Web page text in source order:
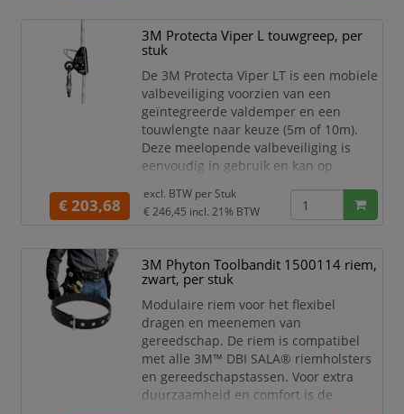
Geleverd per 10 stuks
3M Protecta Viper L touwgreep, per
stuk
De 3M Protecta Viper LT is een mobiele
valbeveiliging voorzien van een
geïntegreerde valdemper en een
touwlengte naar keuze (5m of 10m).
Deze meelopende valbeveiliging is
eenvoudig in gebruik en kan op
toegepast op o.a. platte en schuine
daken.
Protecta Viper LT zowel geschikt voor
werkplaatsbeperking,
werkpositionering en verticale én
horizontale valbeveiliging.
De 3M
€ 203,68
excl. BTW per Stuk
€ 246,45 incl. 21% BTW
3M Phyton Toolbandit 1500114 riem,
zwart, per stuk
Modulaire riem voor het flexibel
dragen en meenemen van
gereedschap. De riem is compatibel
met alle 3M™ DBI SALA® riemholsters
en gereedschapstassen. Voor extra
duurzaamheid en comfort is de